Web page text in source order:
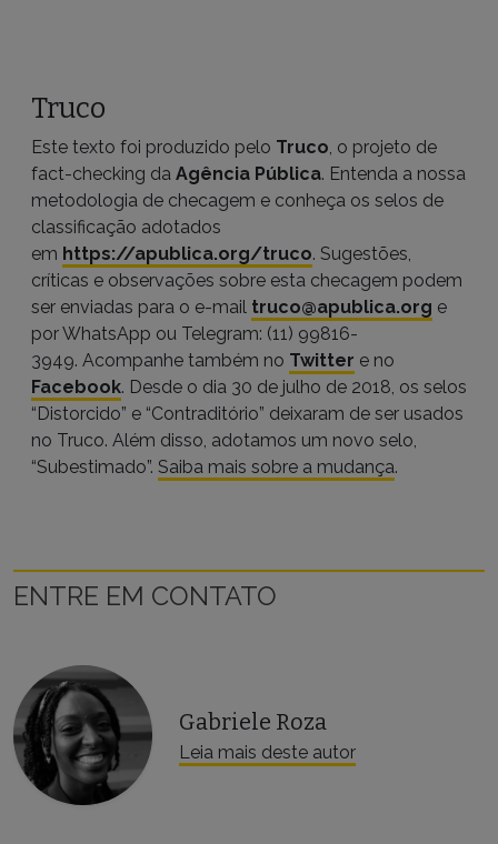
Truco
Este texto foi produzido pelo Truco, o projeto de
fact-checking da Agência Pública. Entenda a nossa
metodologia de checagem e conheça os selos de
classificação adotados
em https://apublica.org/truco. Sugestões,
críticas e observações sobre esta checagem podem
ser enviadas para o e-mail truco@apublica.org e
por WhatsApp ou Telegram: (11) 99816-
3949. Acompanhe também no Twitter e no
Facebook. Desde o dia 30 de julho de 2018, os selos
“Distorcido” e “Contraditório” deixaram de ser usados
no Truco. Além disso, adotamos um novo selo,
“Subestimado”. Saiba mais sobre a mudança.
ENTRE EM CONTATO
Gabriele Roza
Leia mais deste autor